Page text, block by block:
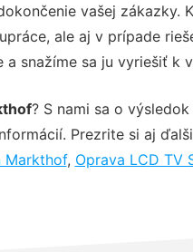
vašej zákazky.
ale aj v prípade
snažíme sa ju vyriešiť k
? S nami sa o
Prezrite si aj
Markthof, Oprava LCD TV